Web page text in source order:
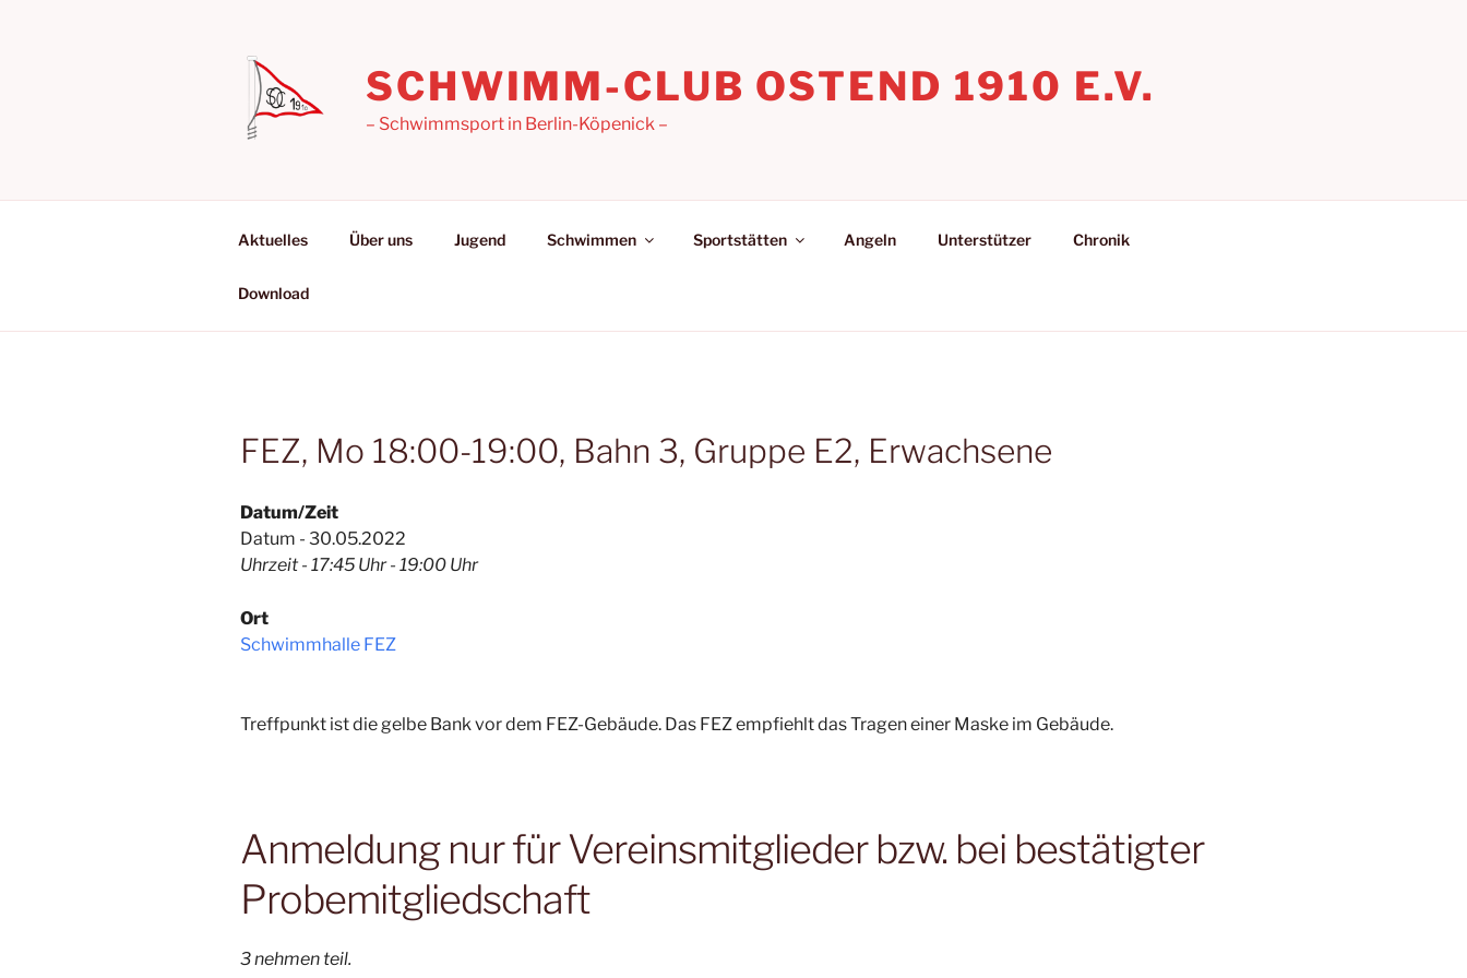
SCHWIMM-CLUB OSTEND 1910 E.V.
– Schwimmsport in Berlin-Köpenick –
Aktuelles Über uns Jugend Schwimmen Sportstätten Angeln Unterstützer Chronik
Download
FEZ, Mo 18:00-19:00, Bahn 3, Gruppe E2, Erwachsene
Datum/Zeit
Datum - 30.05.2022
Uhrzeit - 17:45 Uhr - 19:00 Uhr
Ort
Schwimmhalle FEZ
Treffpunkt ist die gelbe Bank vor dem FEZ-Gebäude. Das FEZ empfiehlt das Tragen einer Maske im Gebäude.
Anmeldung nur für Vereinsmitglieder bzw. bei bestätigter
Probemitgliedschaft
3 nehmen teil.